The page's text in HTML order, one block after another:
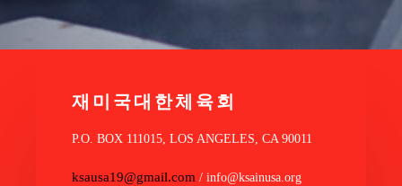
재미국대한체육회
P.O. BOX 111015, LOS ANGELES, CA 90011
ksausa19@gmail.com / info@ksainusa.org